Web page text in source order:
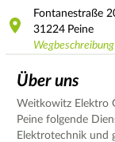
Fontanestraße
31224 Peine
Wegbeschreibung
Über uns
Weitkowitz Elektro
Peine folgende
Elektrotechnik und